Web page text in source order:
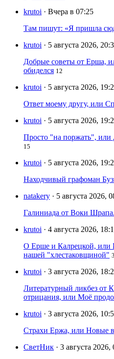
krutoi · Вчера в 07:25
Там пишут: «Я пришла
krutoi · 5 августа 2026,
Добрые советы от Ерша,
обиделся 12
krutoi · 5 августа 2026,
Ответ моему другу, или
krutoi · 5 августа 2026,
Просто "на поржать",
15
krutoi · 5 августа 2026,
Находчивый графоман
natakery · 5 августа 2026,
Галиниада от Воки
krutoi · 4 августа 2026,
О Ерше и Калрецкой, или
нашей "хлестаковщиной" 3
krutoi · 3 августа 2026,
Литературный ликбез от
отрицания, или Моё
krutoi · 3 августа 2026,
Страхи Ержа, или Новые
СветНик · 3 августа 2026,